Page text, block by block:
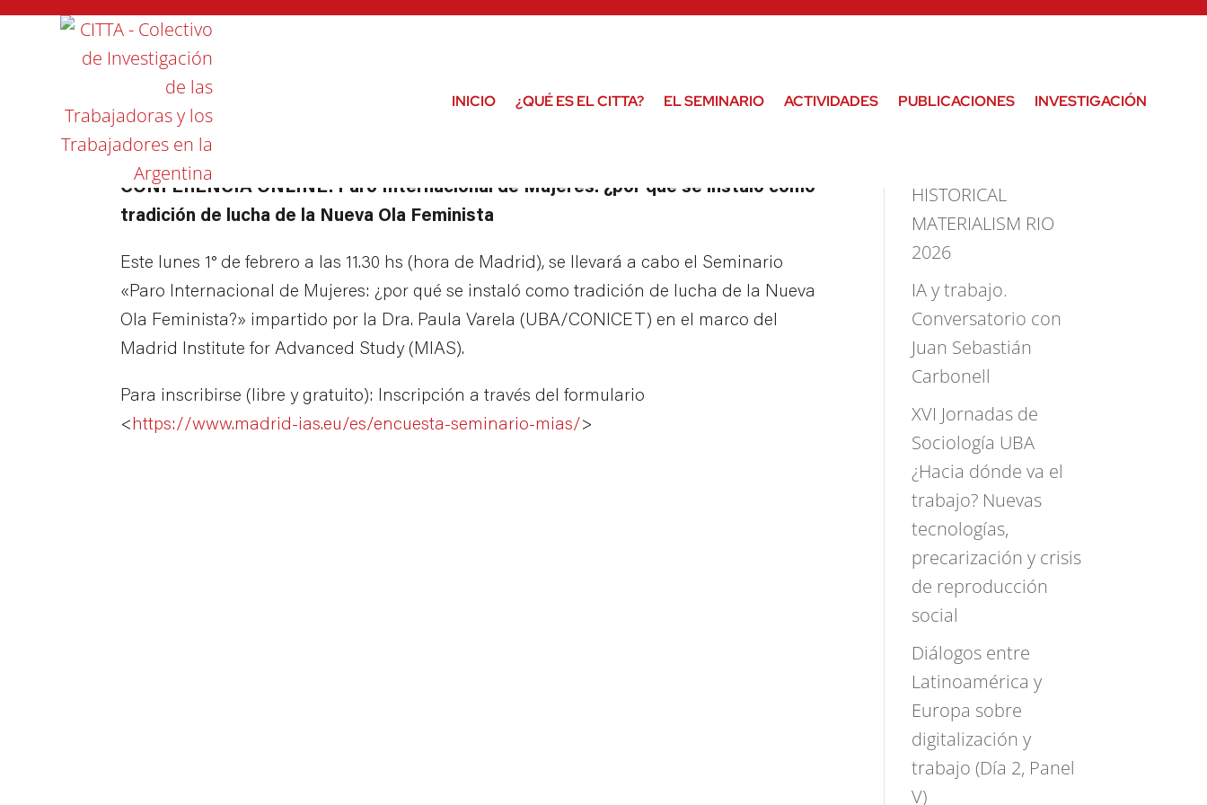
INICIO ¿QUÉ ES EL CITTA? EL SEMINARIO ACTIVIDADES PUBLICACIONES INVESTIGACIÓN
FEBRERO 2021
ACTIVIDADES Y EVENTOS
CONFERENCIA ONLINE: Paro Internacional de Mujeres: ¿por qué se instaló como
tradición de lucha de la Nueva Ola Feminista
Este lunes 1° de febrero a las 11.30 hs (hora de Madrid), se llevará a cabo el Seminario
«Paro Internacional de Mujeres: ¿por qué se instaló como tradición de lucha de la Nueva
Ola Feminista?» impartido por la Dra. Paula Varela (UBA/CONICET) en el marco del
Madrid Institute for Advanced Study (MIAS).
Para inscribirse (libre y gratuito): Inscripción a través del formulario
<https://www.madrid-ias.eu/es/encuesta-seminario-mias/>
HISTORICAL
MATERIALISM RIO
2026
IA y trabajo.
Conversatorio con
Juan Sebastián
Carbonell
XVI Jornadas de
Sociología UBA
¿Hacia dónde va el
trabajo? Nuevas
tecnologías,
precarización y crisis
de reproducción
social
Diálogos entre
Latinoamérica y
Europa sobre
digitalización y
trabajo (Día 2, Panel
V)